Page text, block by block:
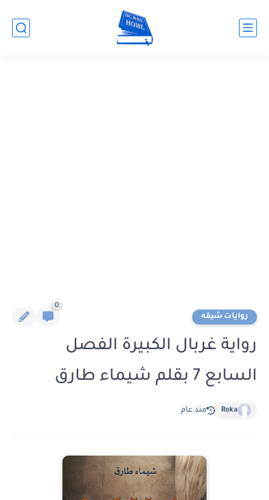
روايات شيقه
0
رواية غربال الكبيرة الفصل
السابع 7 بقلم شيماء طارق
Roka منذ عام